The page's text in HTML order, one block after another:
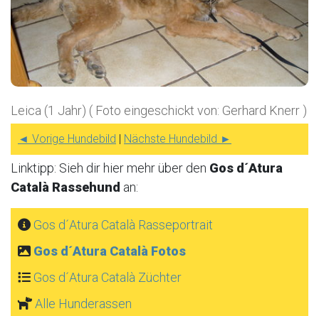
Leica (1 Jahr) ( Foto eingeschickt von: Gerhard Knerr )
◄ Vorige Hundebild | Nächste Hundebild ►
Linktipp: Sieh dir hier mehr über den Gos d´Atura
Català Rassehund an:
Gos d´Atura Català Rasseportrait
Gos d´Atura Català Fotos
Gos d´Atura Català Züchter
Alle Hunderassen